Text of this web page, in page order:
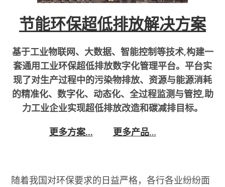
节能环保超低排放解决方案
基于工业物联网、大数据、智能控制等技术,构建一
套通用工业环保超低排放数字化管理平台。平台实
现了对生产过程中的污染物排放、资源与能源消耗
的精准化、数字化、动态化、全过程监测与管控,助
力工业企业实现超低排放改造和碳减排目标。
更多方案…
更多产品…
随着我国对环保要求的日益严格，各行各业纷纷面